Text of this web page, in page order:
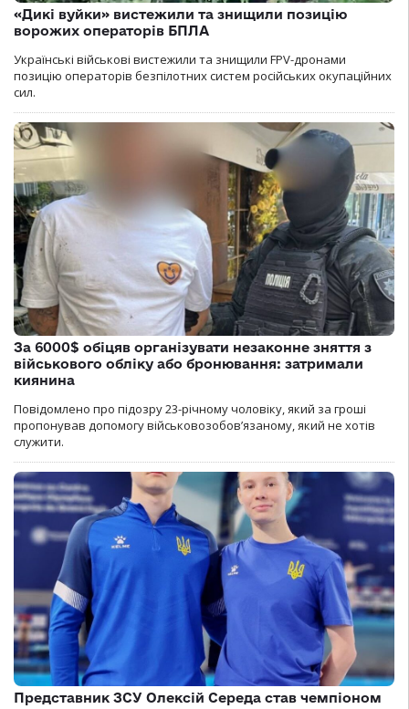
«Дикі вуйки» вистежили та знищили позицію
ворожих операторів БПЛА
Українські військові вистежили та знищили FPV-дронами
позицію операторів безпілотних систем російських окупаційних
сил.
За 6000$ обіцяв організувати незаконне зняття з
військового обліку або бронювання: затримали
киянина
Повідомлено про підозру 23-річному чоловіку, який за гроші
пропонував допомогу військовозобов’язаному, який не хотів
служити.
Представник ЗСУ Олексій Середа став чемпіоном